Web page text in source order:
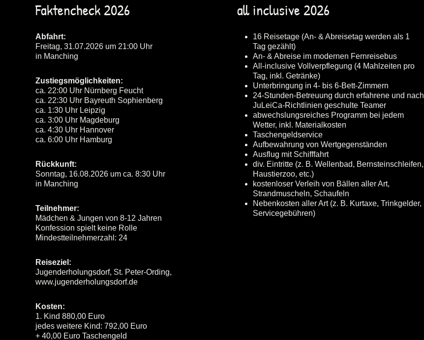
Faktencheck 2026
Abfahrt:
Freitag, 31.07.2026 um 21:00 Uhr
in Manching
Zustiegsmöglichkeiten:
ca. 22:00 Uhr Nürnberg Feucht
ca. 22:30 Uhr Bayreuth Sophienberg
ca. 1:30 Uhr Leipzig
ca. 3:00 Uhr Magdeburg
ca. 4:30 Uhr Hannover
ca. 6:00 Uhr Hamburg
Rückkunft:
Sonntag, 16.08.2026 um ca. 8:30 Uhr
in Manching
Teilnehmer:
Mädchen & Jungen von 8-12 Jahren
Konfession spielt keine Rolle
Mindestteilnehmerzahl: 24
Reiseziel:
Jugenderholungsdorf, St. Peter-Ording,
www.jugenderholungsdorf.de
Kosten:
1. Kind 880,00 Euro
jedes weitere Kind: 792,00 Euro
+ 40,00 Euro Taschengeld
all inclusive 2026
16 Reisetage (An- & Abreisetag werden als 1
Tag gezählt)
An- & Abreise im modernen Fernreisebus
All-inclusive Vollverpflegung (4 Mahlzeiten pro
Tag, inkl. Getränke)
Unterbringung in 4- bis 6-Bett-Zimmern
24-Stunden-Betreuung durch erfahrene und nach
JuLeiCa-Richtlinien geschulte Teamer
abwechslungsreiches Programm bei jedem
Wetter, inkl. Materialkosten
Taschengeldservice
Aufbewahrung von Wertgegenständen
Ausflug mit Schifffahrt
div. Eintritte (z. B. Wellenbad, Bernsteinschleifen,
Haustierzoo, etc.)
kostenloser Verleih von Bällen aller Art,
Strandmuscheln, Schaufeln
Nebenkosten aller Art (z. B. Kurtaxe, Trinkgelder,
Servicegebühren)